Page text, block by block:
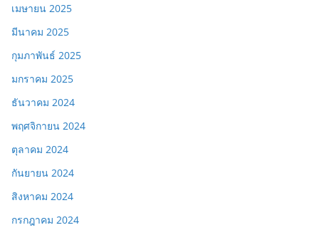
เมษายน 2025
มีนาคม 2025
กุมภาพันธ์ 2025
มกราคม 2025
ธันวาคม 2024
พฤศจิกายน 2024
ตุลาคม 2024
กันยายน 2024
สิงหาคม 2024
กรกฎาคม 2024